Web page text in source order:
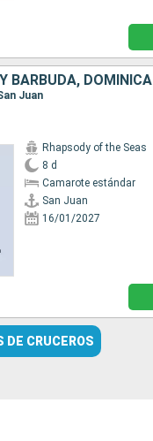
BARBUDA, DOMINICA
Juan
Rhapsody of the Seas
8 d
Camarote estándar
San Juan
16/01/2027
DE CRUCEROS